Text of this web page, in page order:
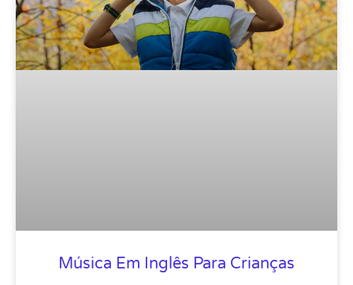
Música Em Inglês Para Crianças